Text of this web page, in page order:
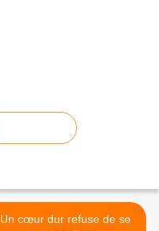
Un cœur dur refuse de se